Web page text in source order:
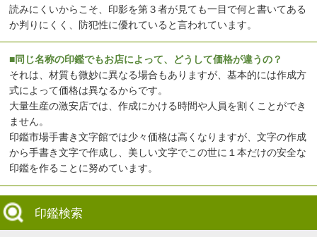
読みにくいからこそ、印影を第３者が見ても一目で何と書いてある
か判りにくく、防犯性に優れていると言われています。
■同じ名称の印鑑でもお店によって、どうして価格が違うの？
それは、材質も微妙に異なる場合もありますが、基本的には作成方
式によって価格は異なるからです。
大量生産の激安店では、作成にかける時間や人員を割くことができ
ません。
印鑑市場手書き文字館では少々価格は高くなりますが、文字の作成
から手書き文字で作成し、美しい文字でこの世に１本だけの安全な
印鑑を作ることに努めています。
印鑑検索